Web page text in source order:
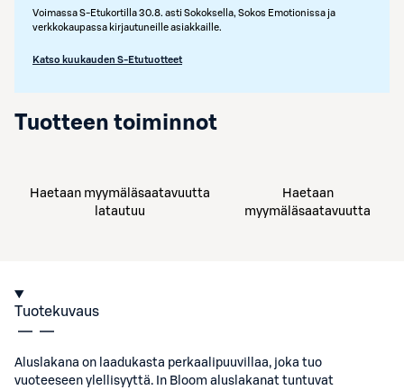
Voimassa S-Etukortilla 30.8. asti Sokoksella, Sokos Emotionissa ja
verkkokaupassa kirjautuneille asiakkaille.
Katso kuukauden S-Etutuotteet
Tuotteen toiminnot
Haetaan myymäläsaatavuutta
latautuu
Haetaan
myymäläsaatavuutta
Tuotekuvaus
Aluslakana on laadukasta perkaalipuuvillaa, joka tuo
vuoteeseen ylellisyyttä. In Bloom aluslakanat tuntuvat